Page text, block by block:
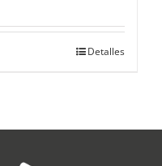
Detalles